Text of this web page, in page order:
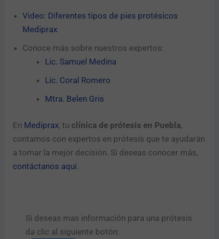
Video: Diferentes tipos de pies protésicos
Mediprax
Conoce más sobre nuestros expertos:
Lic. Samuel Medina
Lic. Coral Romero
Mtra. Belen Gris
En Mediprax, tu clínica de prótesis en Puebla,
contamos con expertos en prótesis que te ayudarán
a tomar la mejor decisión. Si deseas conocer más,
contáctanos aquí.
Si deseas mas información para una prótesis
da clic al siguiente botón:​